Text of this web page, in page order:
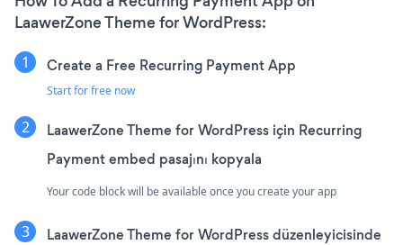
LaawerZone Theme for WordPress:
Create a Free Recurring Payment App
Start for free now
LaawerZone Theme for WordPress için Recurring
Payment embed pasajını kopyala
Your code block will be available once you create your app
LaawerZone Theme for WordPress düzenleyicisinde